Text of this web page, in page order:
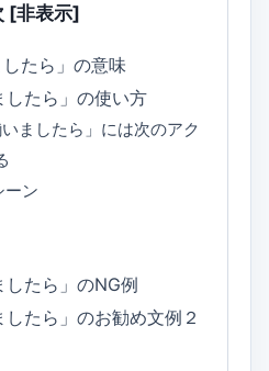
[非表示]
したら」の意味
したら」の使い方
いましたら」には次のアク
ーン
したら」のNG例
したら」のお勧め文例２